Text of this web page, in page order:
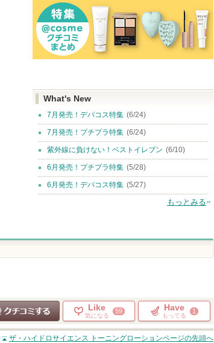
What's New
7月発売！デパコス特集 (6/24)
7月発売！プチプラ特集 (6/24)
紫外線に負けない！ベストイレブン (6/10)
6月発売！プチプラ特集 (5/28)
6月発売！デパコス特集 (5/27)
もっとみる
クチコミする
Like
気になる
59 Have
もってる
1
ザ・ハイドロサイエンス トーニングローションページの先頭へ